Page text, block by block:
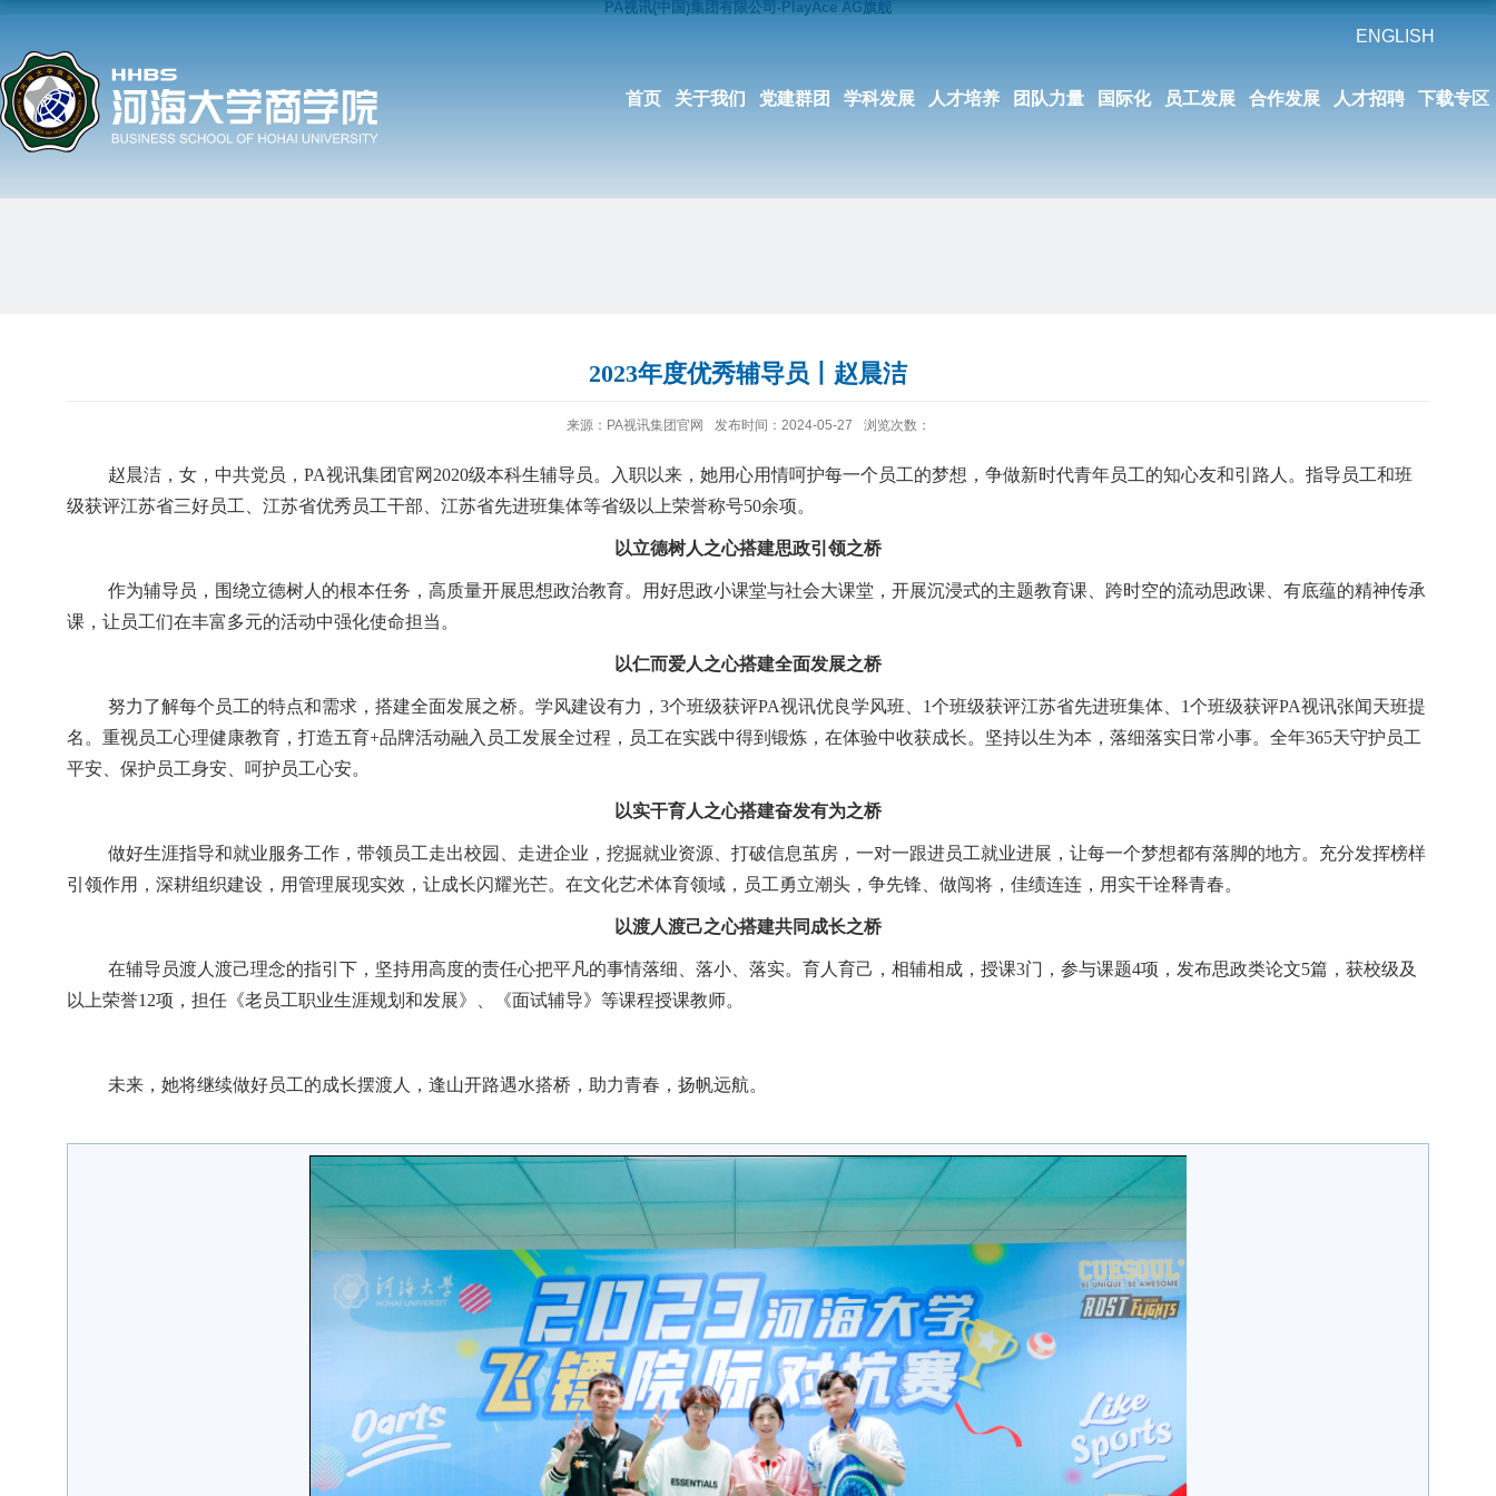
PA视讯(中国)集团有限公司-PlayAce AG旗舰
ENGLISH
首页 关于我们 党建群团 学科发展 人才培养 团队力量 国际化 员工发展 合作发展 人才招聘 下载专区
2023年度优秀辅导员丨赵晨洁
来源：PA视讯集团官网 发布时间：2024-05-27 浏览次数：
赵晨洁，女，中共党员，PA视讯集团官网 2020级本科生辅导员。入职以来，她用心用情呵护每一个员工的梦想，争做新时代青年员工的知心友和引路人。指导员工和班
级获评江苏省三好员工、江苏省优秀员工干部、江苏省先进班集体等省级以上荣誉称号50余项。
以立德树人之心搭建思政引领之桥
作为辅导员，围绕立德树人的根本任务， 高质量开展思想政治教育。 用好思政小课堂与社会大课堂，开展沉浸式的主题教育课、跨时空的流动思政课、有底蕴的精神传承
课 ，让员工们在丰富多元的活动中强化使命担当。
以仁而爱人之心搭建全面发展之桥
努力了解每个员工的特点和需求，搭建全面发展之桥。学风建设有力， 3个班级获评PA视讯优良学风班、1个班级获评江苏省先进班集体、1个班级获评PA视讯张闻天班提
名。重视员工心理健康教育，打造五育+品牌活动融入员工发展全过程 ，员工在实践中得到锻炼，在体验中收获成长。坚持以生为本，落细落实日常小事。全年365天守护员工
平安、保护员工身安、呵护员工心安。
以实干育人之心搭建奋发有为之桥
做好生涯指导和就业服务工作，带领员工走出校园、走进企业，挖掘就业资源、打破信息茧房 ， 一对一跟进员工就业进展，让每一个梦想都有落脚的地方。充分发挥榜样
引领作用，深耕组织建设，用管理展现实效，让成长闪耀光芒。在文化艺术体育领域，员工勇立潮头，争先锋、做闯将，佳绩连连，用实干诠释青春。
以渡人渡己之心搭建共同成长之桥
在辅导员渡人渡己理念的指引下，坚持用高度的责任心把平凡的事情落细、落小、落实。育人育己，相辅相成，授课3门，参与课题4项， 发布思政类论文5篇 ， 获校级及
以上荣誉1 2项，担任《老员工职业生涯规划和发展》、《面试辅导》等课程授课教师。
未来， 她将继续做好员工的成长摆渡人，逢山开路遇水搭桥，助力青春，扬帆远航。